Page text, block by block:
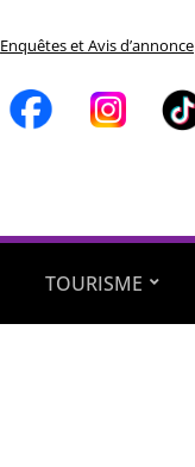
Enquêtes et Avis d’annonce
TOURISME